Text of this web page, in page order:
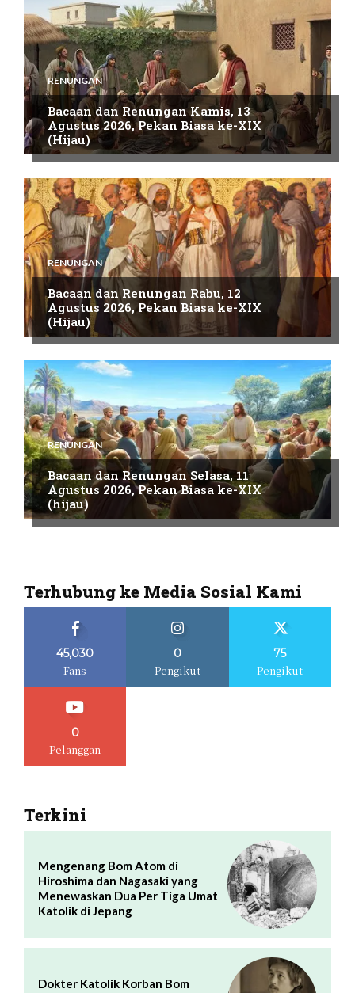
RENUNGAN
Bacaan dan Renungan Kamis, 13
Agustus 2026, Pekan Biasa ke-XIX
(Hijau)
RENUNGAN
Bacaan dan Renungan Rabu, 12
Agustus 2026, Pekan Biasa ke-XIX
(Hijau)
RENUNGAN
Bacaan dan Renungan Selasa, 11
Agustus 2026, Pekan Biasa ke-XIX
(hijau)
Terhubung ke Media Sosial Kami
45,030
Fans
0
Pengikut
75
Pengikut
0
Pelanggan
Terkini
Mengenang Bom Atom di
Hiroshima dan Nagasaki yang
Menewaskan Dua Per Tiga Umat
Katolik di Jepang
Dokter Katolik Korban Bom